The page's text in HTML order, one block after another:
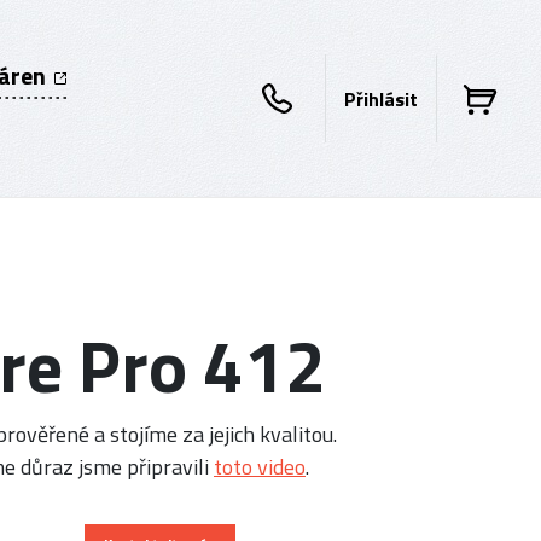
Přihlásit
Pro 412
a stojíme za jejich kvalitou.
důraz jsme připravilitoto video.